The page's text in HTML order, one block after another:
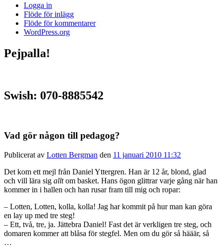
Logga in
Flöde för inlägg
Flöde för kommentarer
WordPress.org
Pejpalla!
Swish: 070-8885542
Vad gör någon till pedagog?
Publicerat av Lotten Bergman den 11 januari 2010 11:32
Det kom ett mejl från Daniel Yttergren. Han är 12 år, blond, glad
och vill lära sig alltom basket. Hans ögon glittrar varje gång när han
kommer in i hallen och han rusar fram till mig och ropar:
– Lotten, Lotten, kolla, kolla! Jag har kommit på hur man kan göra
en lay up med tre steg!
– Ett, två, tre, ja. Jättebra Daniel! Fast det är verkligen tre steg, och
domaren kommer att blåsa för stegfel. Men om du gör så hääär, så
…